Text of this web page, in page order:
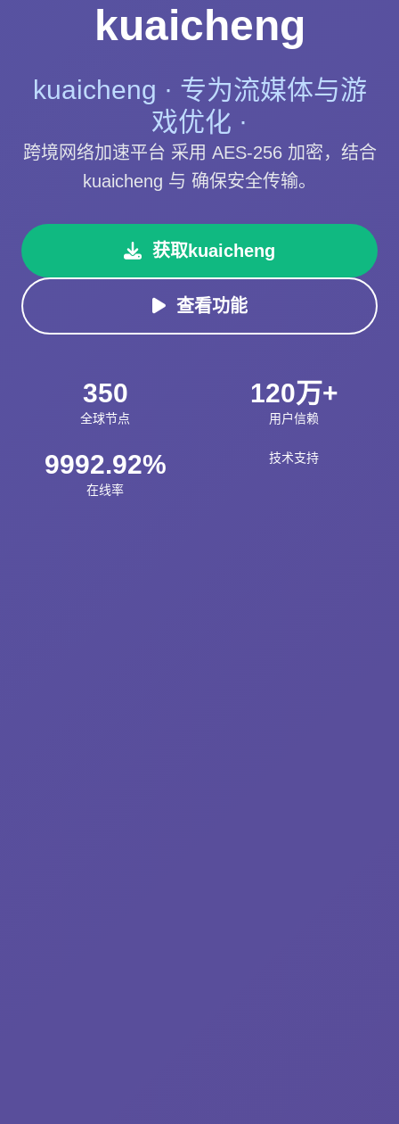
kuaicheng
kuaicheng · 专为流媒体与游
戏优化 ·
跨境网络加速平台 采用 AES-256 加密，结合
kuaicheng 与 确保安全传输。
获取kuaicheng
查看功能
350
全球节点
120万+
用户信赖
9992.92%
在线率
技术支持